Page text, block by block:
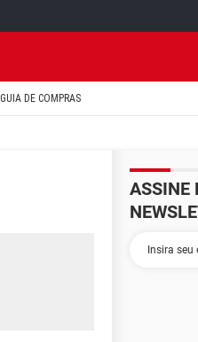
GUIA DE COMPRAS
ASSINE